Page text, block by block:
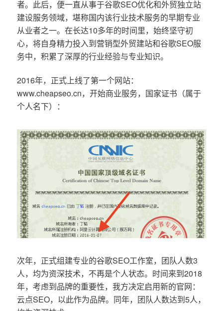
者。此后，便一直从事于谷歌SEO优化和外贸独立站
建设服务领域，堪称国内该行业技术服务的早期专业
从业者之一。在长达10多年的时间里，始终坚守初
心，将自身精力投入到营销型外贸建站和谷歌SEO服
务中，积累了深厚的行业经验与专业知识。
2016年，正式上线了第一个网站：
www.cheapseo.cn，开始商业服务，国家证书（属于
个人名下）：
次年，正式组建专业的谷歌SEO工作室，团队人数3
人，均为资深技术，不再是个人状态。时间来到2018
年，考虑到品牌的重要性，我方决定启用新的官网：
云点SEO，以此作为品牌。同年，团队人数达到5人，